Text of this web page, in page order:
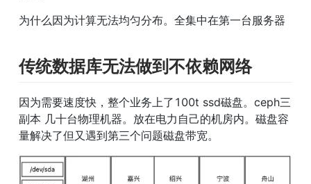
为什么因为计算无法均匀分布。全集中在第一台服务器
传统数据库无法做到不依赖网络
因为需要速度快，整个业务上了100t ssd磁盘。ceph三
副本 几十台物理机器。放在电力自己的机房内。磁盘容
量解决了但又遇到第三个问题磁盘带宽。